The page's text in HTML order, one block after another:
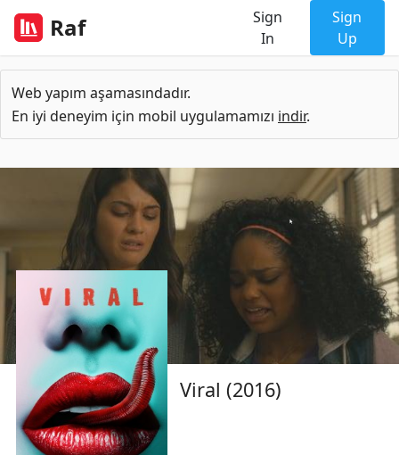
Raf
Sign
In
Sign
Up
Web yapım aşamasındadır.
En iyi deneyim için mobil uygulamamızı indir.
Viral (2016)